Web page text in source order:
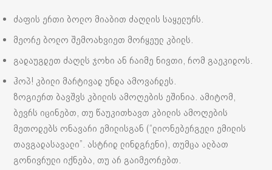
ძაფის ერთი ბოლო მიაბით ძაღლის საყელურს.
მეორე ბოლო შემოახვიეთ მორყეულ კბილს.
გადაუგდეთ ძაღლს ჯოხი ან რაიმე ნივთი, რომ გაეკიდოს.
ჰოპ! კბილი მარტივად უნდა ამოვარდეს.
ზოგიერთ ბავშვს კბილის ამოღების ეშინია. ამიტომ,
ბევრს იცინებთ, თუ წაუკითხავთ კბილის ამოღების
მეთოდებს ონავარი ემილისგან (“ლიონებერგელი ემილის
თავგადასავალი”. ასტრიდ ლინდგრენი), თუმცა ალბათ
გონივრული იქნება, თუ არ გაიმეორებთ.